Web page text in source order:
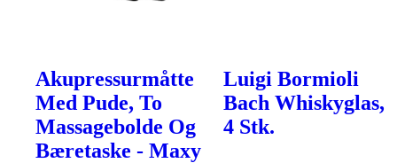
Akupressurmåtte
Med Pude, To
Massagebolde Og
Bæretaske - Maxy
Luigi Bormioli
Bach Whiskyglas,
4 Stk.